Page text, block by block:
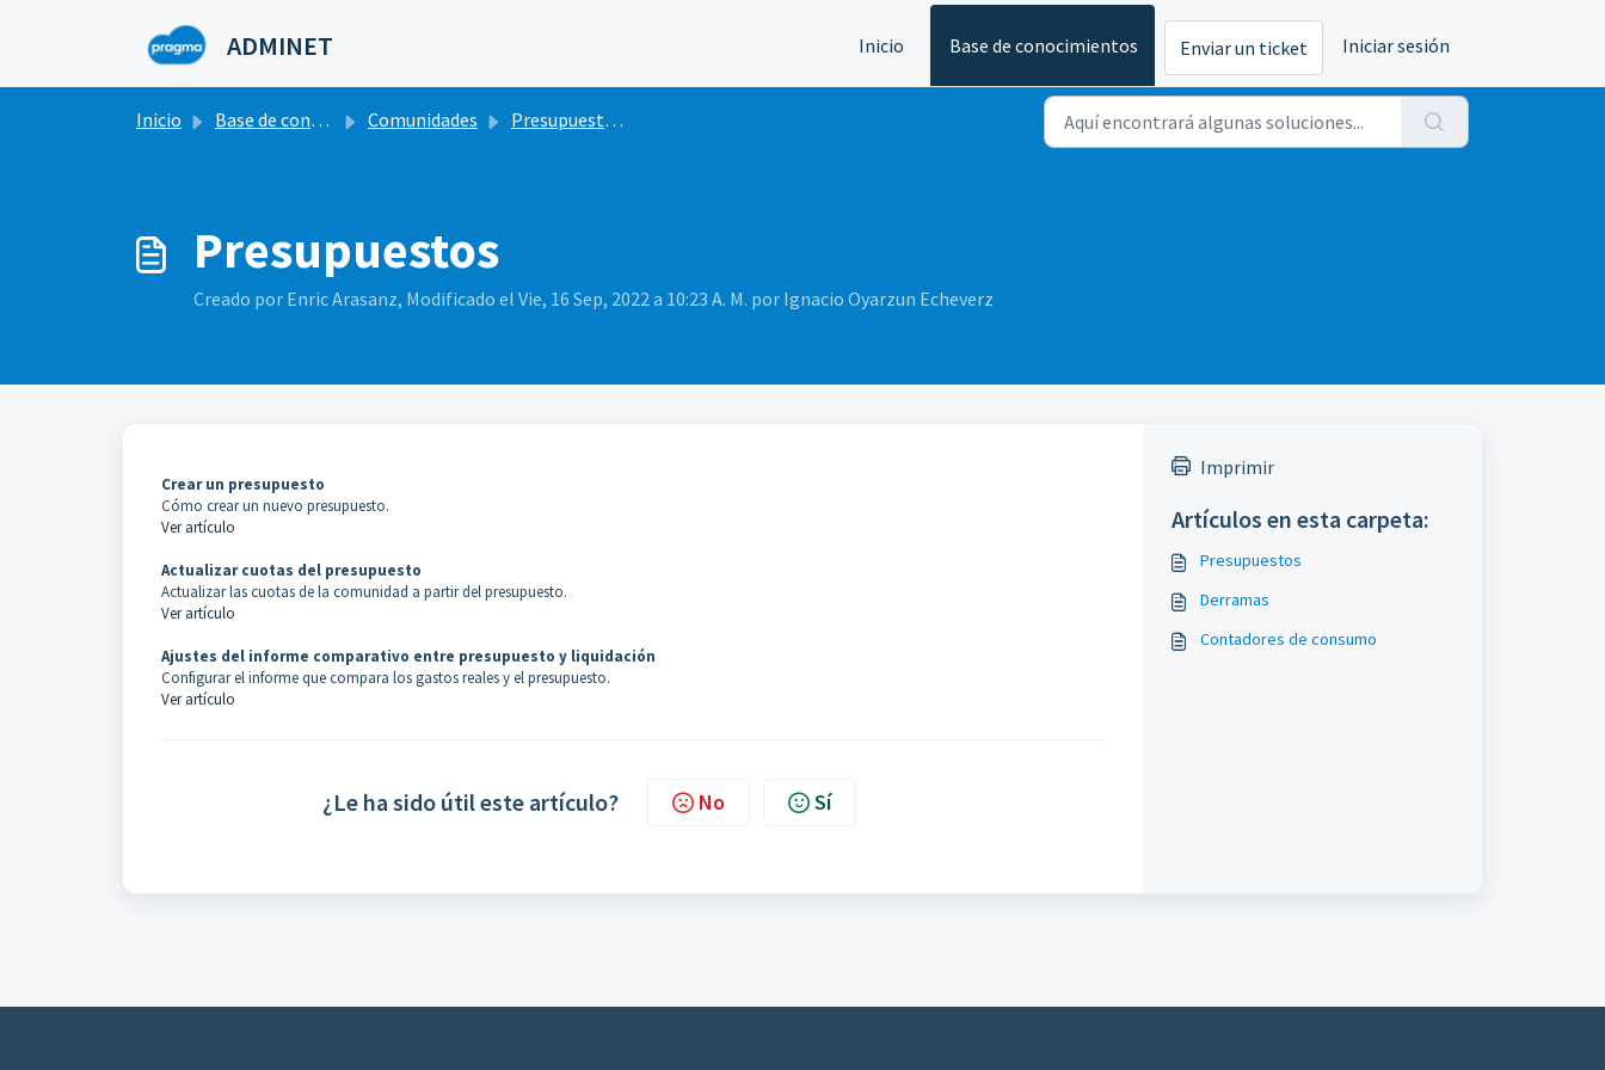
ADMINET Inicio Base de conocimientos Enviar un ticket Iniciar sesión
Inicio Base de conocimientos Comunidades Presupuestos / Derramas / Contadores
Presupuestos
Creado por Enric Arasanz, Modificado el Vie, 16 Sep, 2022 a 10:23 A. M. por Ignacio Oyarzun Echeverz
Crear un presupuesto
Cómo crear un nuevo presupuesto.
Ver artículo
Actualizar cuotas del presupuesto
Actualizar las cuotas de la comunidad a partir del presupuesto.
Ver artículo
Ajustes del informe comparativo entre presupuesto y liquidación
Configurar el informe que compara los gastos reales y el presupuesto.
Ver artículo
¿Le ha sido útil este artículo? No Sí
Imprimir
Artículos en esta carpeta:
Presupuestos
Derramas
Contadores de consumo